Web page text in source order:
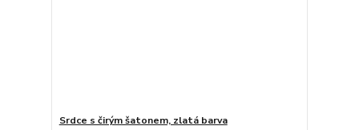
Srdce s čirým šatonem, zlatá barva